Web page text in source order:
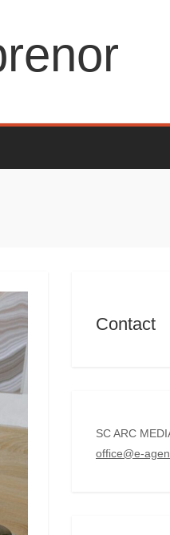
Contact
SC ARC
office@e-